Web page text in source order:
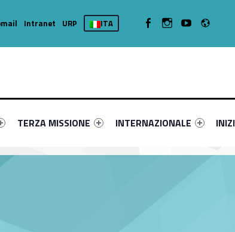
96601-3
#link-menu-primary-95647-8
Link identifier #link-menu-primary-33543-12
TERZA MISSIONE
Link identifier #link-menu-
INTERNAZIONALE
Link
Intranet URP ITA WebMan on FacebookWebMan on Instagram
WebMan on Youtube